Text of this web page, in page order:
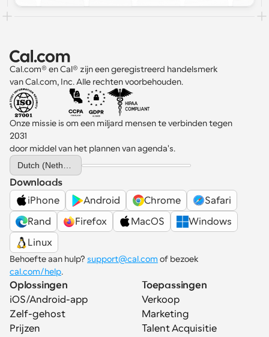
Cal.com® en Cal® zijn een geregistreerd handelsmerk
van Cal.com, Inc. Alle rechten voorbehouden.
Onze missie is om een miljard mensen te verbinden tegen
2031
door middel van het plannen van agenda's.
Select Language
Downloads
iPhone
Android Chrome
Safari
Rand
Firefox MacOS
Windows
Linux
Behoefte aan hulp? support@cal.com
cal.com/help.
Oplossingen
iOS/Android-app
Zelf-gehost
Prijzen
Toepassingen
Verkoop
Marketing
Talent Acquisitie